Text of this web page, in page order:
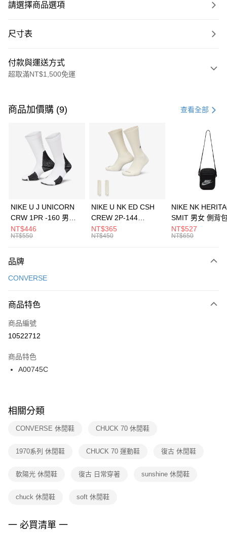
請選擇商品選項
尺寸表
付款與運送方式
超取滿NT$1,500免運
信用卡一次付款
3 期 0 利率 每期 21家銀行
合作金庫商業銀行
第一商業銀行
華南商業銀行
彰化商業銀行
上海商業儲蓄銀行
元大商業銀行
台灣樂天信用卡公司
Apple Pay
全盈+PAY
AFTEE先享後付
【關於「AFTEE先享後付」】
便利好安心！
３．安心：先確認商品／服務後，再付款。
【「AFTEE先享後付」結帳流程】
１．於結帳方式選擇「AFTEE先享後付」後，將跳轉至「AFTEE先享後付」
２．訂單成立數日內，您將收到繳費通知簡訊。
３．收到繳費通知簡訊後14天內，點擊此簡訊中的連結，可透過四大超商／
ATM／網路銀行／等多元方式進行付款，方視為交易完成。
※ 交易是否成功請以「AFTEE先享後付 」之結帳頁面顯示為準，若有關於
是否繳費成功／繳費後需取消欲退款等相關疑問，請聯繫「AFTEE先享後付
客戶支援中心」 https://netprotections.freshdesk.com/support/home
１．透過由恩沛科技股份有限公司提供之「AFTEE先享後付」服務完成之交
權轉讓予恩沛科技股份有限公司。
３．未成年的使用者請事先徵得法定代理人或監護人之同意方可使用
４．使用「AFTEE先享後付」時，將依據個別帳號之用戶狀況，依本公司即
運送方式
每筆NT$100，滿NT$1,500(含以上)免運費
宅配
每筆NT$100，滿NT$1,500(含以上)免運費
付款後門市自取
每筆NT$100，滿NT$1,500(含以上)免運費
商品加價購 (9) 查看全部
NIKE U J UNICORN
CRW 1PR -160 男女
中統襪 FZ3393100
NT$446
NT$550
NIKE U NK ED CSH
CREW 2P-144
EMBRDY 男女 短統襪
FZ3073133
NT$365
NT$450
NIKE NK
SMIT 男女 側背
BA5871010
NT$527
NT$650
品牌
CONVERSE
商品特色
商品編號
10522712
商品特色
A00745C
相關分類
CONVERSE 休閒鞋 CHUCK 70 休閒鞋
1970系列 休閒鞋 CHUCK 70 運動鞋 復古 休閒鞋
軟陽光 休閒鞋 復古 日常穿著 sunshine 休閒鞋
chuck 休閒鞋 soft 休閒鞋
一 必買清單 一